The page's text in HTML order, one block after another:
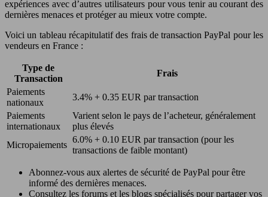
expériences avec d’autres utilisateurs pour vous tenir au courant des
dernières menaces et protéger au mieux votre compte.
Voici un tableau récapitulatif des frais de transaction PayPal pour les
vendeurs en France :
Type de
Transaction
Frais
Paiements
nationaux
3.4% + 0.35 EUR par transaction
Paiements
internationaux
Varient selon le pays de l’acheteur, généralement
plus élevés
Micropaiements
6.0% + 0.10 EUR par transaction (pour les
transactions de faible montant)
Abonnez-vous aux alertes de sécurité de PayPal pour être
informé des dernières menaces.
Consultez les forums et les blogs spécialisés pour partager vos